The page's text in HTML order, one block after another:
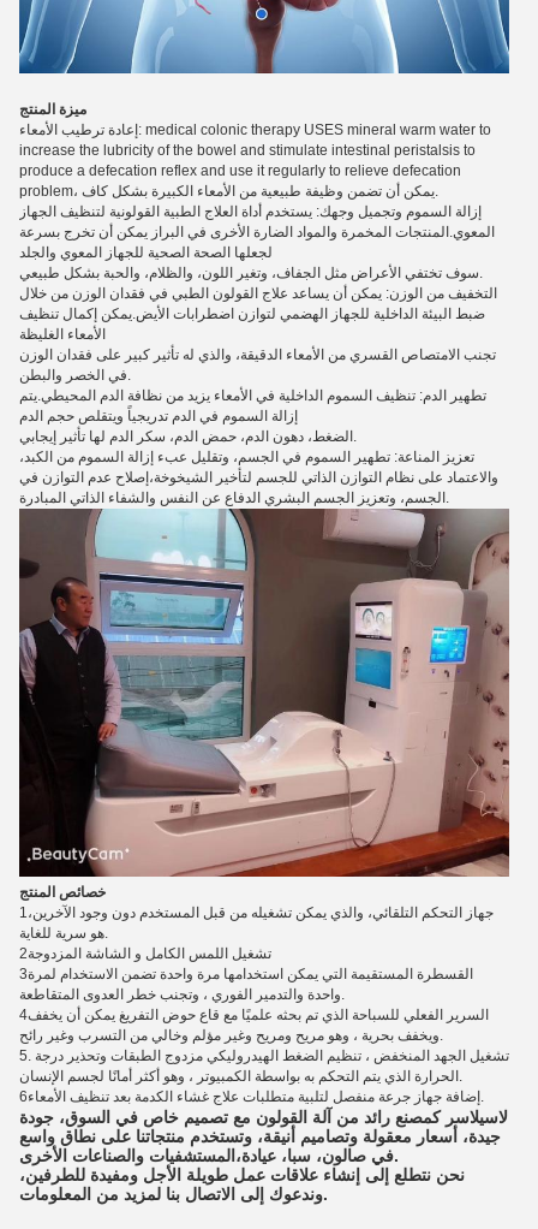
ميزة المنتج
إعادة ترطيب الأمعاء: medical colonic therapy USES mineral warm water to
increase the lubricity of the bowel and stimulate intestinal peristalsis to
produce a defecation reflex and use it regularly to relieve defecation
problem، يمكن أن تضمن وظيفة طبيعية من الأمعاء الكبيرة بشكل كاف.
إزالة السموم وتجميل وجهك: يستخدم أداة العلاج الطبية القولونية لتنظيف الجهاز
المعوي.المنتجات المخمرة والمواد الضارة الأخرى في البراز يمكن أن تخرج بسرعة
لجعلها الصحة الصحية للجهاز المعوي والجلد
سوف تختفي الأعراض مثل الجفاف، وتغير اللون، والظلام، والحبة بشكل طبيعي.
التخفيف من الوزن: يمكن أن يساعد علاج القولون الطبي في فقدان الوزن من خلال
ضبط البيئة الداخلية للجهاز الهضمي لتوازن اضطرابات الأيض.يمكن إكمال تنظيف
الأمعاء الغليظة
تجنب الامتصاص القسري من الأمعاء الدقيقة، والذي له تأثير كبير على فقدان الوزن
في الخصر والبطن.
تطهير الدم: تنظيف السموم الداخلية في الأمعاء يزيد من نظافة الدم المحيطي.يتم
إزالة السموم في الدم تدريجياً ويتقلص حجم الدم
الضغط، دهون الدم، حمض الدم، سكر الدم لها تأثير إيجابي.
تعزيز المناعة: تطهير السموم في الجسم، وتقليل عبء إزالة السموم من الكبد،
والاعتماد على نظام التوازن الذاتي للجسم لتأخير الشيخوخة،إصلاح عدم التوازن في
الجسم، وتعزيز الجسم البشري الدفاع عن النفس والشفاء الذاتي المبادرة.
خصائص المنتج
1جهاز التحكم التلقائي، والذي يمكن تشغيله من قبل المستخدم دون وجود الآخرين،
هو سرية للغاية.
2تشغيل اللمس الكامل و الشاشة المزدوجة
3القسطرة المستقيمة التي يمكن استخدامها مرة واحدة تضمن الاستخدام لمرة
واحدة والتدمير الفوري ، وتجنب خطر العدوى المتقاطعة.
4السرير الفعلي للسباحة الذي تم بحثه علميًا مع قاع حوض التفريغ يمكن أن يخفف
ويخفف بحرية ، وهو مريح ومريح وغير مؤلم وخالي من التسرب وغير رائح.
5. تشغيل الجهد المنخفض ، تنظيم الضغط الهيدروليكي مزدوج الطبقات وتحذير درجة
الحرارة الذي يتم التحكم به بواسطة الكمبيوتر ، وهو أكثر أمانًا لجسم الإنسان.
6إضافة جهاز جرعة منفصل لتلبية متطلبات علاج غشاء الكدمة بعد تنظيف الأمعاء.
لاسيلاسر كمصنع رائد من آلة القولون مع تصميم خاص في السوق، جودة
جيدة، أسعار معقولة وتصاميم أنيقة، وتستخدم منتجاتنا على نطاق واسع
في صالون، سبا، عيادة،المستشفيات والصناعات الأخرى.
نحن نتطلع إلى إنشاء علاقات عمل طويلة الأجل ومفيدة للطرفين،
وندعوك إلى الاتصال بنا لمزيد من المعلومات.